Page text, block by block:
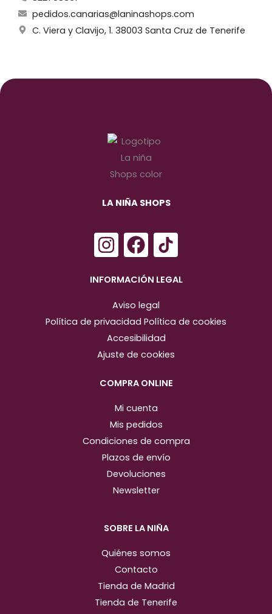
pedidos.canarias@laninashops.com
C. Viera y Clavijo, 1. 38003 Santa Cruz de Tenerife
LA NIÑA SHOPS
I
n
s
a
g
r
m
F
a
c
e
b
o
o
INFORMACIÓN LEGAL
Aviso legal
Política de privacidad Política de cookies
Accesibilidad
Ajuste de cookies
COMPRA ONLINE
Mi cuenta
Mis pedidos
Condiciones de compra
Plazos de envío
Devoluciones
Newsletter
SOBRE LA NIÑA
Quiénes somos
Contacto
Tienda de Madrid
Tienda de Tenerife